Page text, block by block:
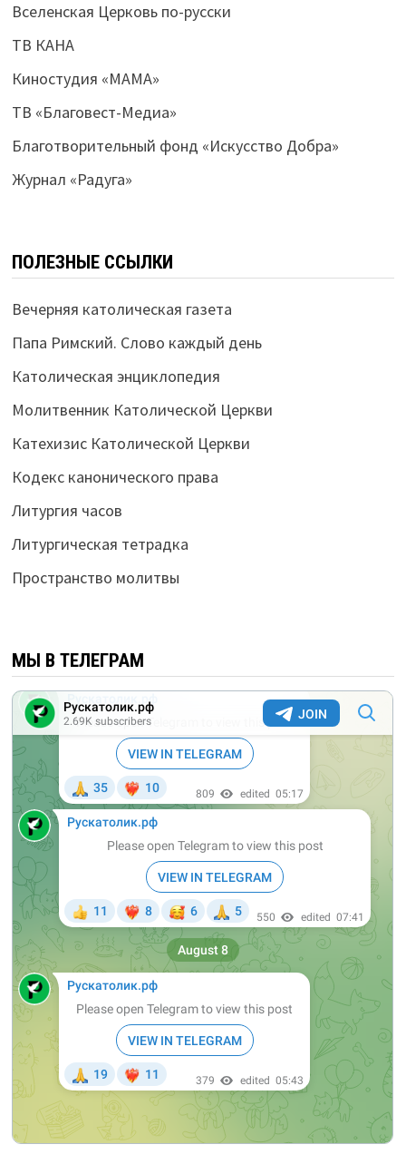
Вселенская Церковь по-русски
ТВ КАНА
Киностудия «МАМА»
ТВ «Благовест-Медиа»
Благотворительный фонд «Искусство Добра»
Журнал «Радуга»
ПОЛЕЗНЫЕ ССЫЛКИ
Вечерняя католическая газета
Папа Римский. Слово каждый день
Католическая энциклопедия
Молитвенник Католической Церкви
Катехизис Католической Церкви
Кодекс канонического права
Литургия часов
Литургическая тетрадка
Пространство молитвы
МЫ В ТЕЛЕГРАМ